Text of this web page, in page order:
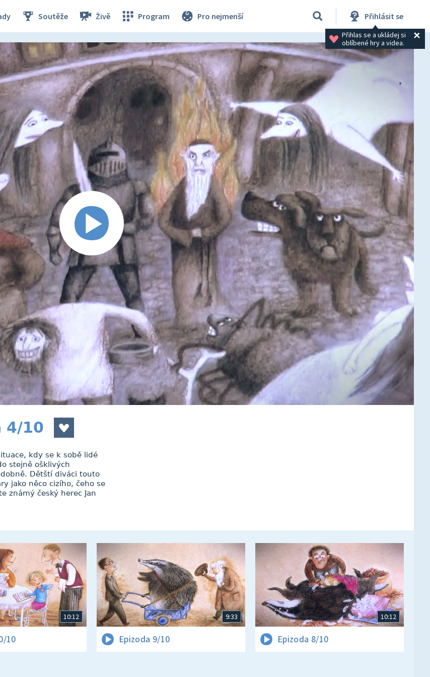
Soutěže Živě Program Pro nejmenší Přihlásit se
Přihlas se a ukládej si
oblíbené hry a videa.
4/10
kdy se k sobě lidé
stejně ošklivých
Dětští diváci touto
jako něco cizího, čeho se
známý český herec Jan
10:12
10
9:33
Epizoda 9/10
10:12
Epizoda 8/10